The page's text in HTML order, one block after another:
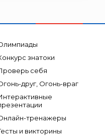
знатоки
себя
друг, Огонь-враг
тренажеры
и викторины